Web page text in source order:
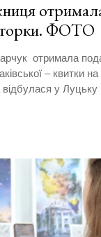
ФОТО
отримала
– квитки
у Луцьку